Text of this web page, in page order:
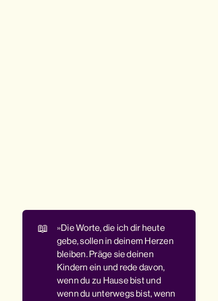
📖
»Die Worte, die ich dir heute
gebe, sollen in deinem Herzen
bleiben. Präge sie deinen
Kindern ein und rede davon,
wenn du zu Hause bist und
wenn du unterwegs bist, wenn